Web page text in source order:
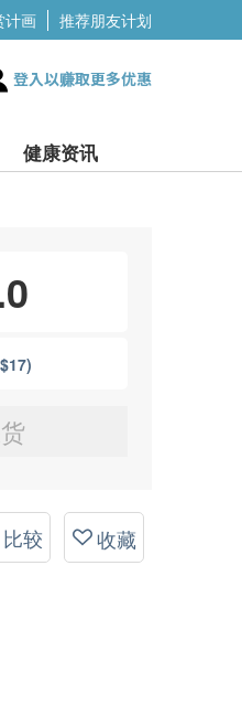
计画 推荐朋友计划
登入以赚取更多优惠
健康资讯
比较 收藏